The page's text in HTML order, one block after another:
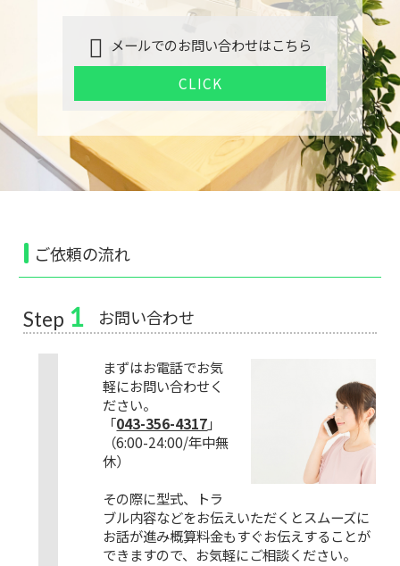
メールでのお問い合わせはこちら
CLICK
ご依頼の流れ
Step 1 お問い合わせ
まずはお電話でお気
軽にお問い合わせく
ださい。
「043-356-4317」
（6:00-24:00/年中無
休）
その際に型式、トラ
ブル内容などをお伝えいただくとスムーズに
お話が進み概算料金もすぐお伝えすることが
できますので、お気軽にご相談ください。